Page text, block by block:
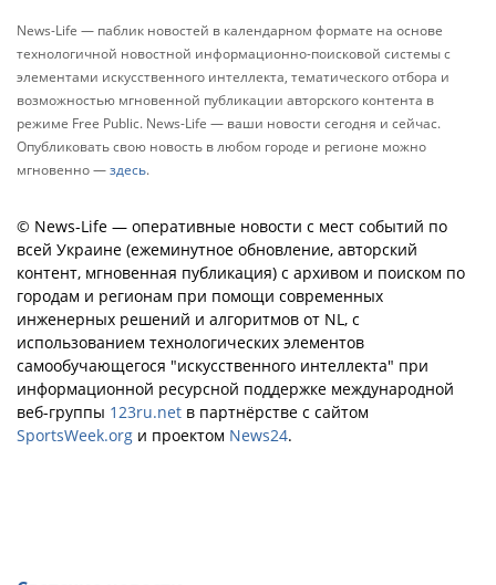
News-Life — паблик новостей в календарном формате на основе
технологичной новостной информационно-поисковой системы с
элементами искусственного интеллекта, тематического отбора и
возможностью мгновенной публикации авторского контента в
режиме Free Public. News-Life — ваши новости сегодня и сейчас.
Опубликовать свою новость в любом городе и регионе можно
мгновенно —здесь.
© News-Life — оперативные новости с мест событий по
всей Украине (ежеминутное обновление, авторский
контент, мгновенная публикация) с архивом и поиском по
городам и регионам при помощи современных
инженерных решений и алгоритмов от NL, с
использованием технологических элементов
самообучающегося "искусственного интеллекта" при
информационной ресурсной поддержке международной
веб-группы 123ru.net в партнёрстве с сайтом
SportsWeek.org и проектом News24.